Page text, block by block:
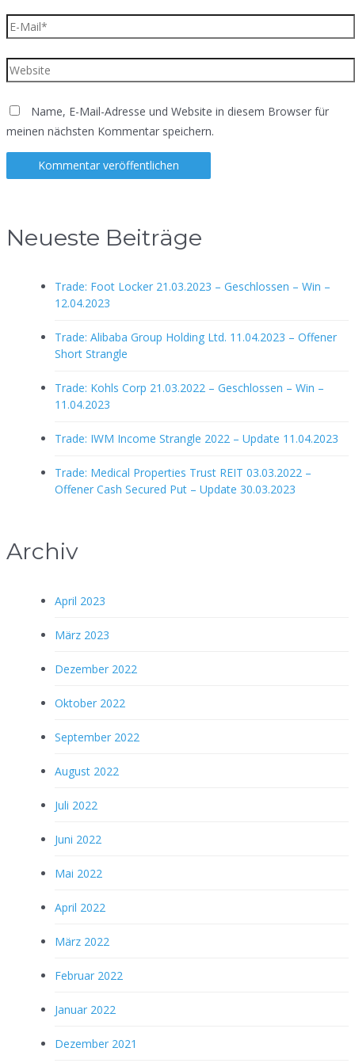
E-
Mail*
Website
Name, E-Mail-Adresse und Website in diesem Browser für
meinen nächsten Kommentar speichern.
Neueste Beiträge
Trade: Foot Locker 21.03.2023 – Geschlossen – Win –
12.04.2023
Trade: Alibaba Group Holding Ltd. 11.04.2023 – Offener
Short Strangle
Trade: Kohls Corp 21.03.2022 – Geschlossen – Win –
11.04.2023
Trade: IWM Income Strangle 2022 – Update 11.04.2023
Trade: Medical Properties Trust REIT 03.03.2022 –
Offener Cash Secured Put – Update 30.03.2023
Archiv
April 2023
März 2023
Dezember 2022
Oktober 2022
September 2022
August 2022
Juli 2022
Juni 2022
Mai 2022
April 2022
März 2022
Februar 2022
Januar 2022
Dezember 2021